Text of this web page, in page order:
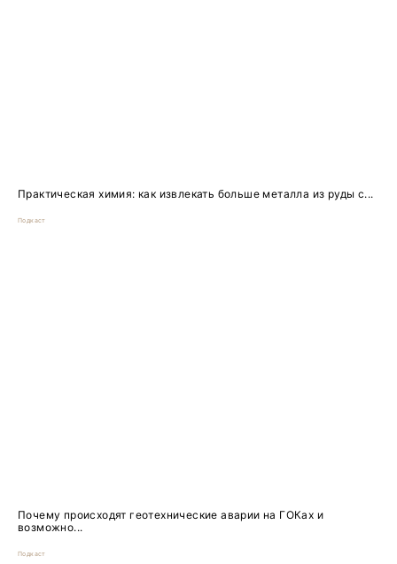
Практическая химия: как извлекать больше металла из руды с...
Подкаст
Почему происходят геотехнические аварии на ГОКах и
возможно...
Подкаст